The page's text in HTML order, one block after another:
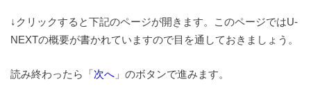
↓クリックすると下記のページが開きます。このページではU-
NEXTの概要が書かれていますので目を通しておきましょう。
読み終わったら「 次へ 」のボタンで進みます。